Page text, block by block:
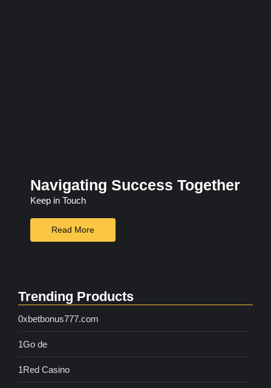
Navigating Success Together
Keep in Touch
Read More
Trending Products
0xbetbonus777.com
1Go de
1Red Casino